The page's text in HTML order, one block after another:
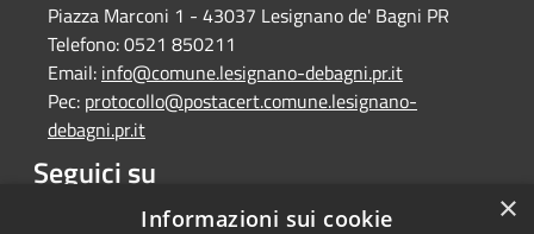
Piazza Marconi 1 - 43037 Lesignano de' Bagni PR
Telefono:0521 850211
Email: info@comune.lesignano-debagni.pr.it
Pec: protocollo@postacert.comune.lesignano-
debagni.pr.it
Seguici su
Facebook ×
Informazioni sui cookie